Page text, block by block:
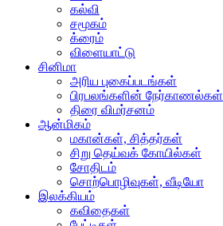
கல்வி
சமூகம்
க்ரைம்
விளையாட்டு
சினிமா
அரிய புகைப்படங்கள்
பிரபலங்களின் நேர்காணல்கள்
திரை விமர்சனம்
ஆன்மிகம்
மகான்கள், சித்தர்கள்
சிறு தெய்வக் கோயில்கள்
சோதிடம்
சொற்பொழிவுகள், வீடியோ
இலக்கியம்
கவிதைகள்